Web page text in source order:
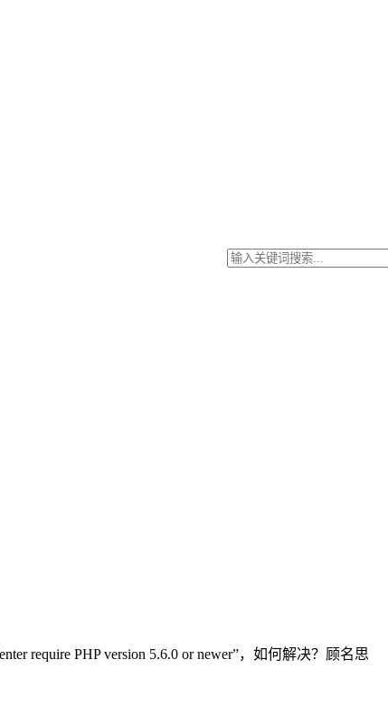
require PHP version 5.6.0 or newer”，如何解决？顾名思